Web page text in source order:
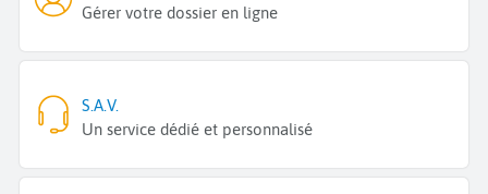
Gérer votre dossier en ligne
S.A.V.
Un service dédié et personnalisé